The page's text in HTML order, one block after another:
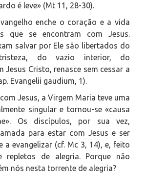
é leve» (Mt 11, 28-30).
enche o coração e a vida
que se encontram com Jesus.
salvar por Ele são libertados do
do vazio interior, do
Jesus Cristo, renasce sem cessar a
Evangelii gaudium, 1).
Jesus, a Virgem Maria teve uma
singular e tornou-se «causa
Os discípulos, por sua vez,
para estar com Jesus e ser
a evangelizar (cf. Mc 3, 14), e, feito
repletos de alegria. Porque não
nós nesta torrente de alegria?